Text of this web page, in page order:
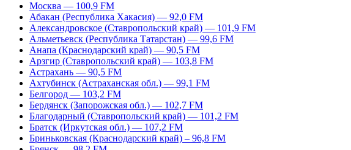
Москва — 100,9 FM
Абакан (Республика Хакасия) — 92,0 FM
Александровское (Ставропольский край) — 101,9 FM
Альметьевск (Республика Татарстан) — 99,6 FM
Анапа (Краснодарский край) — 90,5 FM
Арзгир (Ставропольский край) — 103,8 FM
Астрахань — 90,5 FM
Ахтубинск (Астраханская обл.) — 99,1 FM
Белгород — 103,2 FM
Бердянск (Запорожская обл.) — 102,7 FM
Благодарный (Ставропольский край) — 101,2 FM
Братск (Иркутская обл.) — 107,2 FM
Бриньковская (Краснодарский край) – 96,8 FM